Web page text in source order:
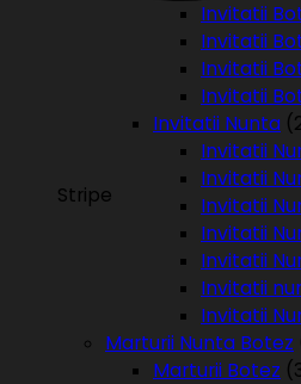
Stripe
Invitatii
Invitatii
Invitatii
Invitatii
Invitatii Nunta
Invitatii
Invitatii
Invitatii
Invitatii
Invitatii
Invitatii
Invitatii
Marturii Nunta Botez
Marturii Botez